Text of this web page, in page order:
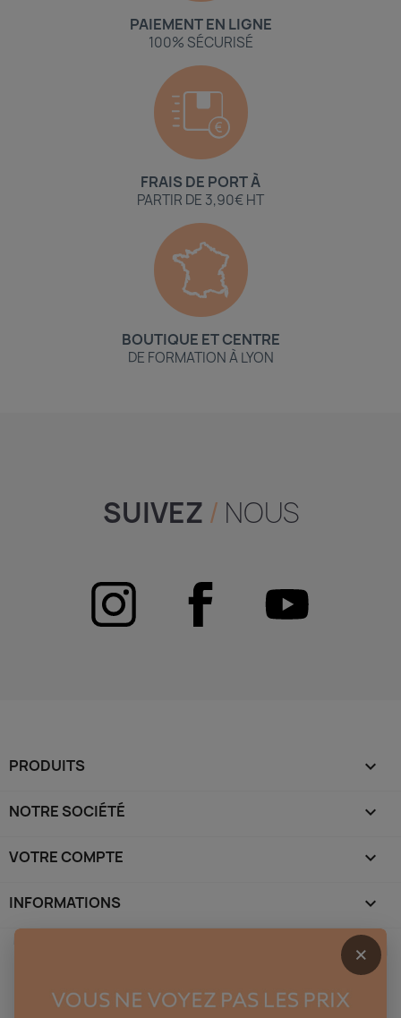
PAIEMENT EN LIGNE
100% SÉCURISÉ
FRAIS DE PORT À
PARTIR DE 3,90€ HT
BOUTIQUE ET CENTRE
DE FORMATION À LYON
SUIVEZ / NOUS
PRODUITS 
NOTRE SOCIÉTÉ 
VOTRE COMPTE 
INFORMATIONS keyboard_arrow_down
×